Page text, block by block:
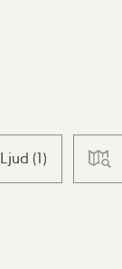
Ljud (1)